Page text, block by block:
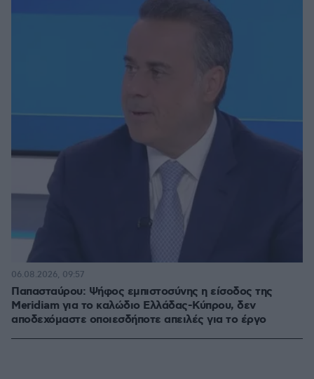
Παπασταύρου: Ψήφος εμπιστοσύνης η είσοδος της
Meridiam για το καλώδιο Ελλάδας-Κύπρου, δεν
αποδεχόμαστε οποιεσδήποτε απειλές για το έργο
06.08.2026, 09:57